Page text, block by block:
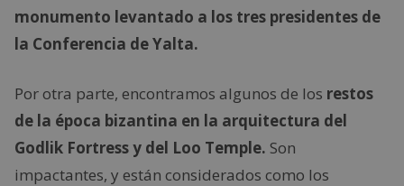
monumento levantado a los tres presidentes de
la Conferencia de Yalta.
Por otra parte, encontramos algunos de los restos
de la época bizantina en la arquitectura del
Godlik Fortress y del Loo Temple. Son
impactantes, y están considerados como los